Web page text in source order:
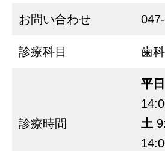
お問い合わせ
診療科目 歯科
診療時間
平日
土